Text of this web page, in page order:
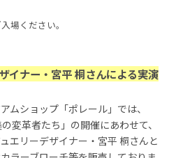
場ください。
イナー・宮平 桐さんによる実演
ムショップ「ポレール」では、
変革者たち」の開催にあわせて、
エリーデザイナー・宮平 桐さんと